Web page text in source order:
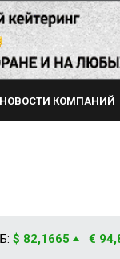
НОВОСТИ КОМПАНИЙ
$ 82,1665 €